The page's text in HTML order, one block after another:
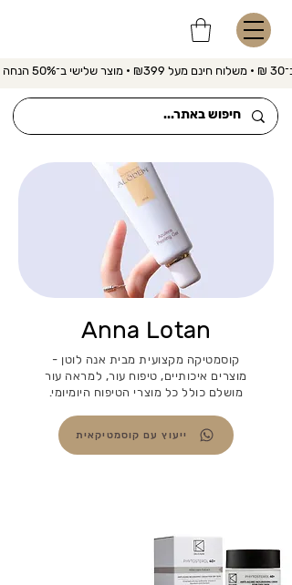
הנחה
Anna Lotan
קוסמטיקה מקצועית מבית אנה לוטן -
מוצרים איכותיים, טיפוח עור, למראה עור
מושלם כולל כל מוצרי הטיפוח היומיומי.
ייעוץ עם קוסמטיקאית